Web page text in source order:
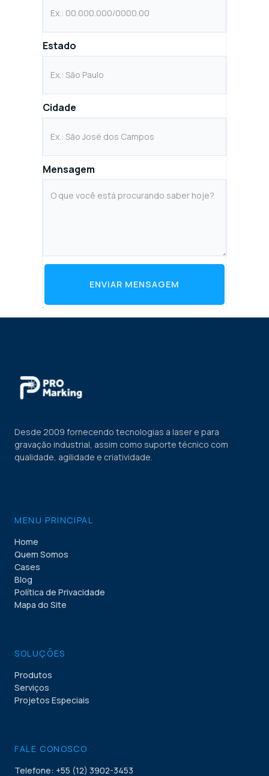
Estado
Cidade
Mensagem
ENVIAR MENSAGEM
Desde 2009 fornecendo tecnologias a laser e para
gravação industrial, assim como suporte técnico com
qualidade, agilidade e criatividade.
MENU PRINCIPAL
Home
Quem Somos
Cases
Blog
Política de Privacidade
Mapa do Site
SOLUÇÕES
Produtos
Serviços
Projetos Especiais
FALE CONOSCO
Telefone: +55 (12) 3902-3453